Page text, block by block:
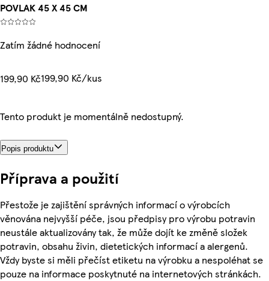
POVLAK 45 X 45 CM
Zatím žádné hodnocení
199,90 Kč199,90 Kč/kus
Tento produkt je momentálně nedostupný.
Popis produktu
Příprava a použití
Přestože je zajištění správných informací o výrobcích
věnována nejvyšší péče, jsou předpisy pro výrobu potravin
neustále aktualizovány tak, že může dojít ke změně složek
potravin, obsahu živin, dietetických informací a alergenů.
Vždy byste si měli přečíst etiketu na výrobku a nespoléhat se
pouze na informace poskytnuté na internetových stránkách.